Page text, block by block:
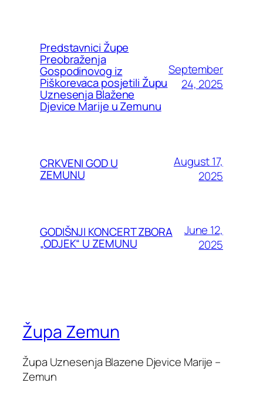
Predstavnici Župe
Preobraženja
Gospodinovog iz
Piškorevaca posjetili Župu
Uznesenja Blažene
Djevice Marije u Zemunu
September
24, 2025
CRKVENI GOD U
ZEMUNU
August 17,
2025
GODIŠNJI KONCERT ZBORA
„ODJEK“ U ZEMUNU
June 12,
2025
Župa Zemun
Župa Uznesenja Blazene Djevice Marije –
Zemun